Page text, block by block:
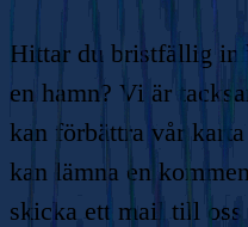
Hittar du bristfällig
en hamn? Vi är
kan förbättra vår
kan lämna en
skicka ett mail till